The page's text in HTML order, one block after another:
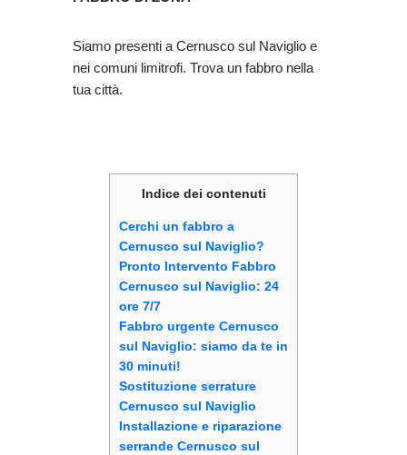
Siamo presenti a Cernusco sul Naviglio e
nei comuni limitrofi. Trova un fabbro nella
tua città.
Indice dei contenuti
Cerchi un fabbro a
Cernusco sul Naviglio?
Pronto Intervento Fabbro
Cernusco sul Naviglio: 24
ore 7/7
Fabbro urgente Cernusco
sul Naviglio: siamo da te in
30 minuti!
Sostituzione serrature
Cernusco sul Naviglio
Installazione e riparazione
serrande Cernusco sul